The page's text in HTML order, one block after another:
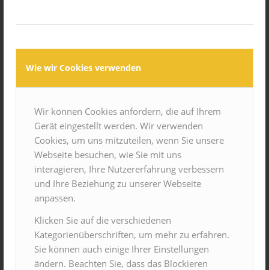
Wie wir Cookies verwenden
Wir können Cookies anfordern, die auf Ihrem
Gerät eingestellt werden. Wir verwenden
Cookies, um uns mitzuteilen, wenn Sie unsere
Webseite besuchen, wie Sie mit uns
interagieren, Ihre Nutzererfahrung verbessern
und Ihre Beziehung zu unserer Webseite
anpassen.
Klicken Sie auf die verschiedenen
Kategorienüberschriften, um mehr zu erfahren.
Sie können auch einige Ihrer Einstellungen
ändern. Beachten Sie, dass das Blockieren
konzentrieren (Konzentrationsschwäche), andere
haben Schwierigkeiten beim Schreiben bzw. in der
Mathematik das sprichwörtliche spanische Dorf
(Dyskalkulie). Aber auch allgemeine Lernschwäche
bringt viele trotz intensiven Übens zur Verzweiflung.
Unabhängig von den bestehenden Problemen ist im
Fall von sämtlichen Lernschwierigkeiten eine
eingehende Diagnostik von großer Bedeutung, um ein
erhalten. Nur dann kann auch die Behandlung an der
wirklich dahinter steckenden Schwäche angesetzt
werden und Erfolg haben!